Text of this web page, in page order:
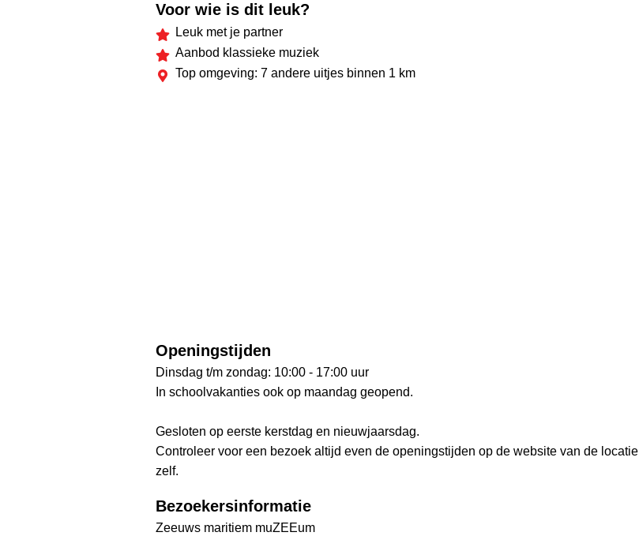
Voor wie is dit leuk?
Leuk met je partner
Aanbod klassieke muziek
Top omgeving: 7 andere uitjes binnen 1 km
Openingstijden
Dinsdag t/m zondag: 10:00 - 17:00 uur
In schoolvakanties ook op maandag geopend.
Gesloten op eerste kerstdag en nieuwjaarsdag.
Controleer voor een bezoek altijd even de openingstijden op de website van de locatie
zelf.
Bezoekersinformatie
Zeeuws maritiem muZEEum